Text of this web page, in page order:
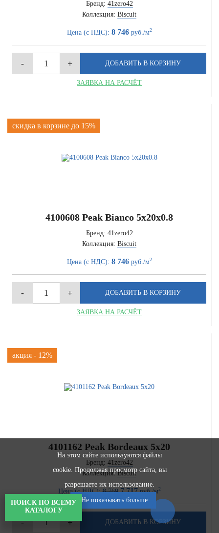
ПОИСК ПО ВСЕМУ
КАТАЛОГУ
Бренд: 41zero42
Коллекция: Biscuit
Цена (с НДС): 8 746руб./м2
ЗАЯВКА НА РАСЧЁТ
скидка в корзине до 15%
4100608 Peak Bianco 5x20x0.8
Бренд: 41zero42
Коллекция: Biscuit
Цена (с НДС): 8 746руб./м2
ЗАЯВКА НА РАСЧЁТ
акция - 12%
4101162 Peak Bordeaux 5x20
Бренд: 41zero42
Коллекция:Biscuit
Цена (с НДС):8 769 7 717руб./м2
На этом сайте используются файлы
cookie. Продолжая просмотр сайта, вы
разрешаете их использование.
Не показывать больше